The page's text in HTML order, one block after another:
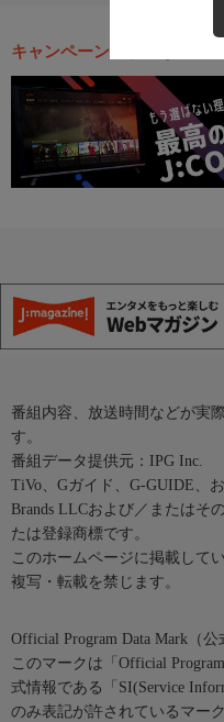
キャンペーン・お得な情報
番組内容、放送時間などが実
す。
番組データ提供元：IPG Inc.
TiVo、Gガイド、G-GUIDE、
Brands LLCおよび／またはそ
たは登録商標です。
このホームページに掲載して
複写・転載を禁じます。
Official Program Data Mark（公
このマークは「Official
式情報である「SI(Service
のみ表記が許されているマーク